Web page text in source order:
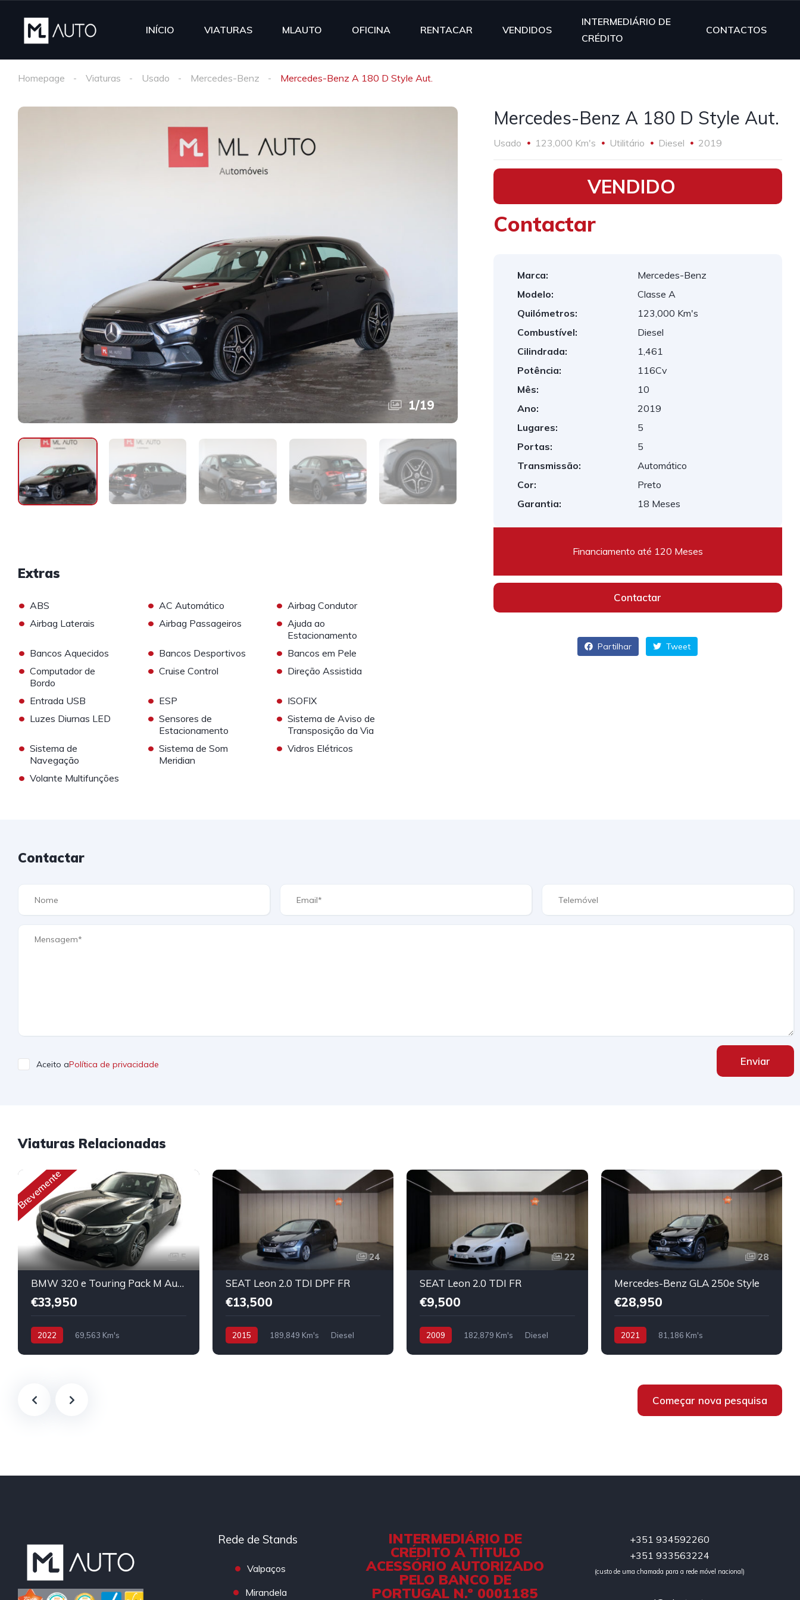
INÍCIO VIATURAS MLAUTO OFICINA RENTACAR VENDIDOS
INTERMEDIÁRIO DE
CRÉDITO
CONTACTOS
Homepage Viaturas Usado Mercedes-Benz Mercedes-Benz A 180 D Style Aut.
1/19
Extras
• ABS • AC Automático • Airbag Condutor
• Airbag Laterais • Airbag Passageiros • Ajuda ao
Estacionamento
• Bancos Aquecidos • Bancos Desportivos • Bancos em Pele
• Computador de
Bordo
• Cruise Control • Direção Assistida
• Entrada USB • ESP • ISOFIX
• Luzes Diurnas LED • Sensores de
Estacionamento
• Sistema de Aviso de
Transposição da Via
• Sistema de
Navegação
• Sistema de Som
Meridian
• Vidros Elétricos
• Volante Multifunções
Mercedes-Benz A 180 D Style Aut.
Usado 123,000 Km's Utilitário Diesel 2019
•
VENDIDO
Contactar
Marca:
Mercedes-Benz
Modelo:
Classe A
Quilómetros:
123,000 Km's
Combustível:
Diesel
Cilindrada:
1,461
Potência:
116Cv
Mês:
10
Ano:
2019
Lugares:
5
Portas:
5
Transmissão:
Automático
Cor:
Preto
Garantia:
18 Meses
Financiamento até 120 Meses
Contactar
Partilhar Tweet
Contactar
Aceito aPolítica de privacidade Enviar
Viaturas Relacionadas
Brevemente
5
BMW 320 e Touring Pack M Auto
€33,950
2022
69,563 Km's
24
SEAT Leon 2.0 TDI DPF FR
€13,500
2015 189,849 Km's Diesel
22
SEAT Leon 2.0 TDI FR
€9,500
2009 182,879 Km's Diesel
28
Mercedes-Benz GLA 250e Style
€28,950
2021
81,186 Km's
Começar nova pesquisa
Rede de Stands
Valpaços
Mirandela
INTERMEDIÁRIO DE
CRÉDITO A TÍTULO
ACESSÓRIO AUTORIZADO
PELO BANCO DE
PORTUGAL N.º 0001185
+351 934592260
+351 933563224
(custo de uma chamada para a rede móvel nacional)